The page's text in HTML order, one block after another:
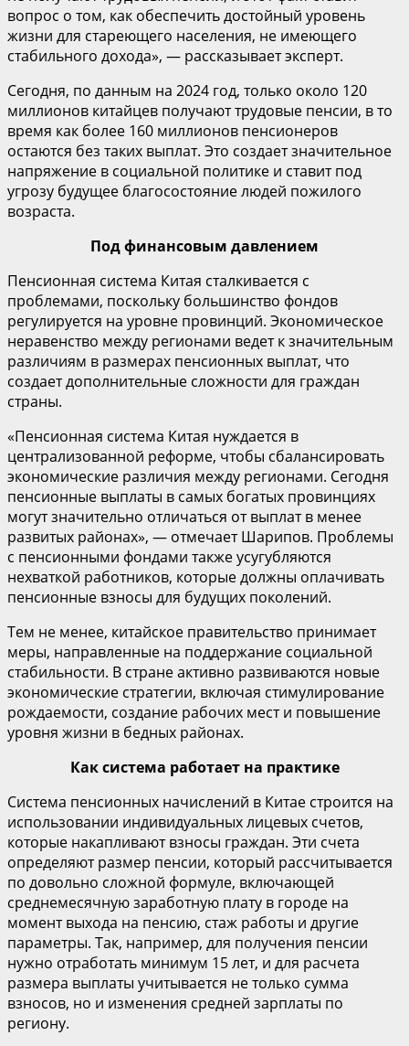
вопрос о том, как обеспечить достойный уровень
жизни для стареющего населения, не имеющего
стабильного дохода», — рассказывает эксперт.
Сегодня, по данным на 2024 год, только около 120
миллионов китайцев получают трудовые пенсии, в то
время как более 160 миллионов пенсионеров
остаются без таких выплат. Это создает значительное
напряжение в социальной политике и ставит под
угрозу будущее благосостояние людей пожилого
возраста.
Под финансовым давлением
Пенсионная система Китая сталкивается с
проблемами, поскольку большинство фондов
регулируется на уровне провинций. Экономическое
неравенство между регионами ведет к значительным
различиям в размерах пенсионных выплат, что
создает дополнительные сложности для граждан
страны.
«Пенсионная система Китая нуждается в
централизованной реформе, чтобы сбалансировать
экономические различия между регионами. Сегодня
пенсионные выплаты в самых богатых провинциях
могут значительно отличаться от выплат в менее
развитых районах», — отмечает Шарипов. Проблемы
с пенсионными фондами также усугубляются
нехваткой работников, которые должны оплачивать
пенсионные взносы для будущих поколений.
Тем не менее, китайское правительство принимает
меры, направленные на поддержание социальной
стабильности. В стране активно развиваются новые
экономические стратегии, включая стимулирование
рождаемости, создание рабочих мест и повышение
уровня жизни в бедных районах.
Как система работает на практике
Система пенсионных начислений в Китае строится на
использовании индивидуальных лицевых счетов,
которые накапливают взносы граждан. Эти счета
определяют размер пенсии, который рассчитывается
по довольно сложной формуле, включающей
среднемесячную заработную плату в городе на
момент выхода на пенсию, стаж работы и другие
параметры. Так, например, для получения пенсии
нужно отработать минимум 15 лет, и для расчета
размера выплаты учитывается не только сумма
взносов, но и изменения средней зарплаты по
региону.